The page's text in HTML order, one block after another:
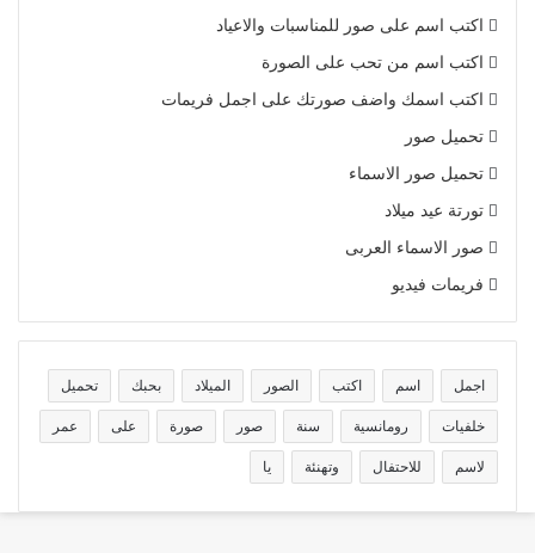
اكتب اسم على صور للمناسبات والاعياد
اكتب اسم من تحب على الصورة
اكتب اسمك واضف صورتك على اجمل فريمات
تحميل صور
تحميل صور الاسماء
تورتة عيد ميلاد
صور الاسماء العربى
فريمات فيديو
اجمل اسم اكتب الصور الميلاد بحبك تحميل
خلفيات رومانسية سنة صور صورة على عمر
لاسم للاحتفال وتهنئة يا